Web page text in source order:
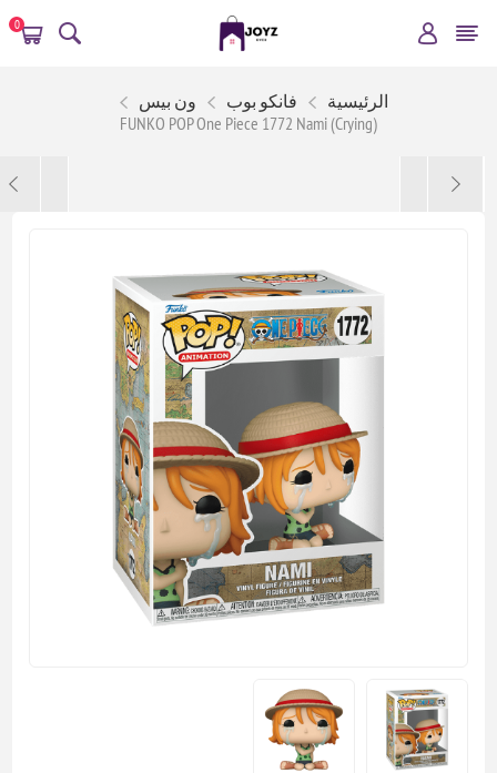
0
الرئيسية فانكو بوب
ون بيس
FUNKO POP One Piece 1772 Nami (Crying)